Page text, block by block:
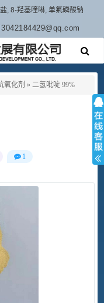
, 8-羟基喹啉, 单氟磷酸钠
3042184429@qq.com
氧化剂 » 二氢吡啶 99%
1